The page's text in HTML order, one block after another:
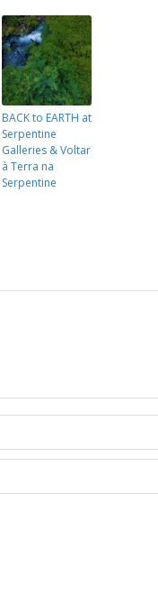
BACK to EARTH at
Serpentine
Galleries & Voltar
à Terra na
Serpentine